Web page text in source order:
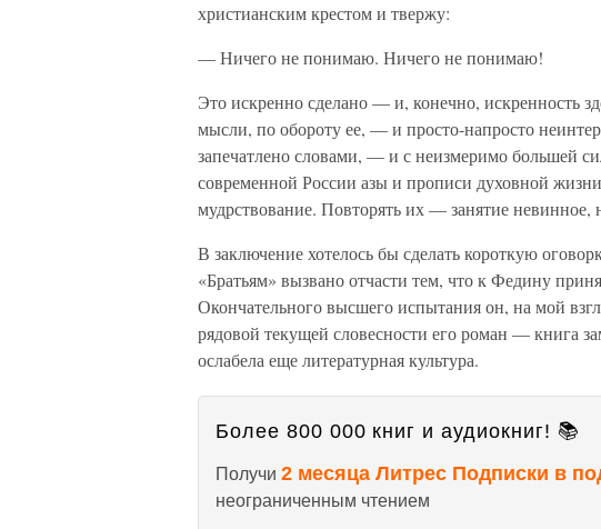
христианским крестом и твержу:
— Ничего не понимаю. Ничего не понимаю!
Это искренно сделано — и, конечно, искренность
мысли, по обороту ее, — и просто-напросто
запечатлено словами, — и с неизмеримо большей
современной России азы и прописи духовной жизни
мудрствование. Повторять их — занятие невинное,
В заключение хотелось бы сделать короткую
«Братьям» вызвано отчасти тем, что к Федину
Окончательного высшего испытания он, на мой
рядовой текущей словесности его роман — книга
ослабела еще литературная культура.
Более 800 000 книг и аудиокниг! 📚
Получи 2 месяца Литрес Подписки в
неограниченным чтением